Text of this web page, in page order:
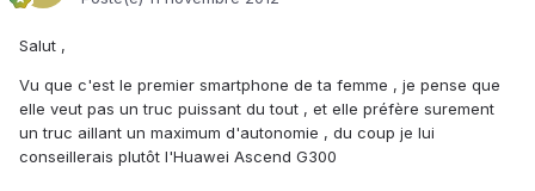
Salut ,
Vu que c'est le premier smartphone de ta femme , je pense que
elle veut pas un truc puissant du tout , et elle préfère surement
un truc aillant un maximum d'autonomie , du coup je lui
conseillerais plutôt l'Huawei Ascend G300